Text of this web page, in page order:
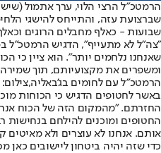
הרמטכ"ל הרצי הלוי, ערך אתמול
שברצועת עזה, והתייחס להישגי
שבועות - כאלף מחבלים הרוגים
"צה״ל לא מתעייף", הדגיש הרמטכ"ל
שאנחנו נלחמים יותר". הוא ציין כי
ומשפרים את מקצועיותם, תוך
הרמטכ"ל עם לחומים
באשר לחטופים הדגיש כי הכוחות
החזרתם. "מהמקום הזה של הכוח אנחנו
החטופים ומוכנים להילחם בנחישות
אותם. אנחנו לא עוצרים ולא מאיטים
כדי שזה יהיה ביטחון ליישובים כאן